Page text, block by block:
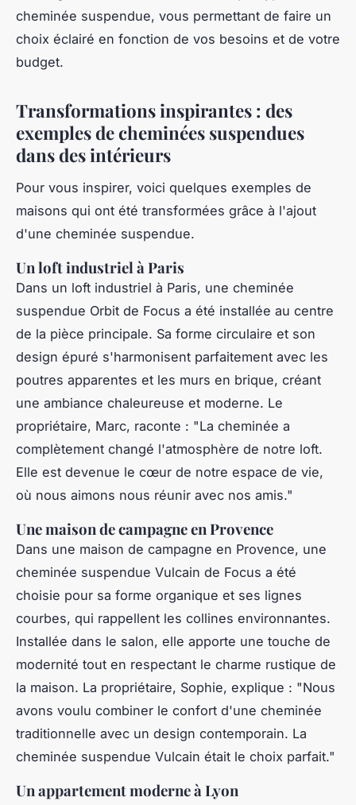
cheminée suspendue, vous permettant de faire un
choix éclairé en fonction de vos besoins et de votre
budget.
Transformations inspirantes : des
exemples de cheminées suspendues
dans des intérieurs
Pour vous inspirer, voici quelques exemples de
maisons qui ont été transformées grâce à l'ajout
d'une cheminée suspendue.
Un loft industriel à Paris
Dans un loft industriel à Paris, une cheminée
suspendue Orbit de Focus a été installée au centre
de la pièce principale. Sa forme circulaire et son
design épuré s'harmonisent parfaitement avec les
poutres apparentes et les murs en brique, créant
une ambiance chaleureuse et moderne. Le
propriétaire, Marc, raconte : "La cheminée a
complètement changé l'atmosphère de notre loft.
Elle est devenue le cœur de notre espace de vie,
où nous aimons nous réunir avec nos amis."
Une maison de campagne en Provence
Dans une maison de campagne en Provence, une
cheminée suspendue Vulcain de Focus a été
choisie pour sa forme organique et ses lignes
courbes, qui rappellent les collines environnantes.
Installée dans le salon, elle apporte une touche de
modernité tout en respectant le charme rustique de
la maison. La propriétaire, Sophie, explique : "Nous
avons voulu combiner le confort d'une cheminée
traditionnelle avec un design contemporain. La
cheminée suspendue Vulcain était le choix parfait."
Un appartement moderne à Lyon